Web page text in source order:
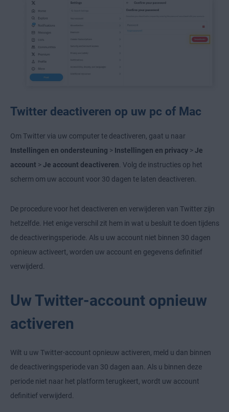
Twitter deactiveren op uw pc of Mac
Om Twitter via uw computer te deactiveren, gaat u naar
Instellingen en ondersteuning > Instellingen en privacy > Je
account > Je account deactiveren Volg de instructies op het
scherm om uw account voor 30 dagen te laten deactiveren.
De procedure voor het deactiveren en verwijderen van Twitter zijn
hetzelfde. Het enige verschil zit hem in wat u besluit te doen tijdens
de deactiveringsperiode. Als u uw account niet binnen 30 dagen
opnieuw activeert, worden uw account en gegevens definitief
verwijderd.
Uw Twitter-account opnieuw
activeren
Wilt u uw Twitter-account opnieuw activeren, meld u dan binnen
de deactiveringsperiode van 30 dagen aan. Als u binnen deze
periode niet naar het platform terugkeert, wordt uw account
definitief verwijderd.